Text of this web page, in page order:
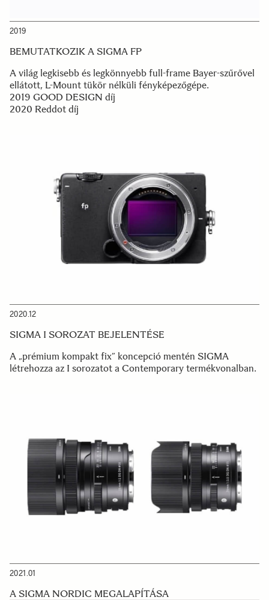
2019
BEMUTATKOZIK A SIGMA FP
A világ legkisebb és legkönnyebb full-frame Bayer-szűrővel
ellátott, L-Mount tükör nélküli fényképezőgépe.
2019 GOOD DESIGN díj
2020 Reddot díj
2020.12
SIGMA I SOROZAT BEJELENTÉSE
A „prémium kompakt fix” koncepció mentén SIGMA
létrehozza az I sorozatot a Contemporary termékvonalban.
2021.01
A SIGMA NORDIC MEGALAPÍTÁSA